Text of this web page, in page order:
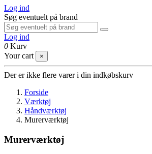
Log ind
Søg eventuelt på brand
Log ind
0 Kurv
Your cart
×
Der er ikke flere varer i din indkøbskurv
Forside
Værktøj
Håndværktøj
Murerværktøj
Murerværktøj